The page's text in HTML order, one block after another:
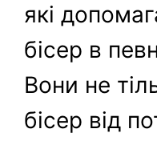
які
бісер в
Вони не
бісер від